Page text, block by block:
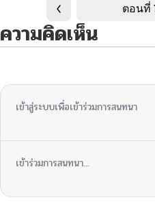
ตอนที่
ความคิดเห็น
เข้าสู่ระบบเพื่อเข้าร่วมการสนทนา
เข้าร่วมการสนทนา...